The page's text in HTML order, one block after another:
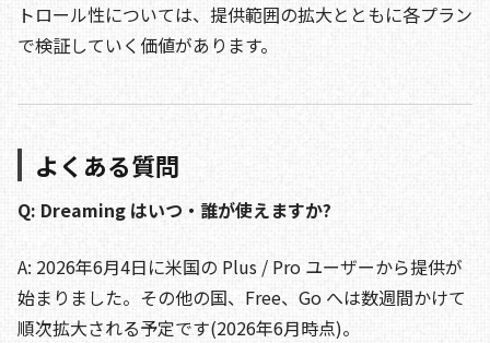
トロール性については、提供範囲の拡大とともに各プラン
で検証していく価値があります。
よくある質問
Q: Dreaming はいつ・誰が使えますか?
A: 2026年6月4日に米国の Plus / Pro ユーザーから提供が
始まりました。その他の国、Free、Go へは数週間かけて
順次拡大される予定です(2026年6月時点)。